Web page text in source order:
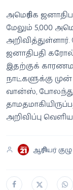
அமெரிக்க
மேலும் 5,000
ஜனாதிபதி
இதற்குக்
நாட்களுக்கு முன்
வான்ஸ்,
அறிவிப்பு
ஆசிரியர் குழு